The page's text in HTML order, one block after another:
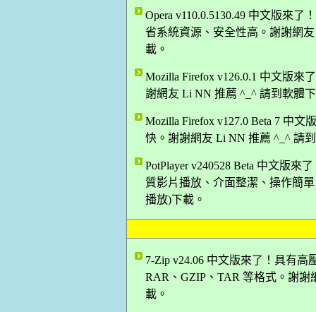
Opera v110.0.5130.49 中文版來
省系統資源、安全性高。謝謝網
載。
Mozilla Firefox v126.0.1 中文版來
謝網友 Li NN 推薦 ^_^ 請到軟體
Mozilla Firefox v127.0 Beta 7 中
快。謝謝網友 Li NN 推薦 ^_^ 請
PotPlayer v240528 Beta 中文版來
質影片播放、介面整潔、操作簡
播放)下載。
7-Zip v24.06 中文版來了！具有
RAR、GZIP、TAR 等格式。謝謝
載。